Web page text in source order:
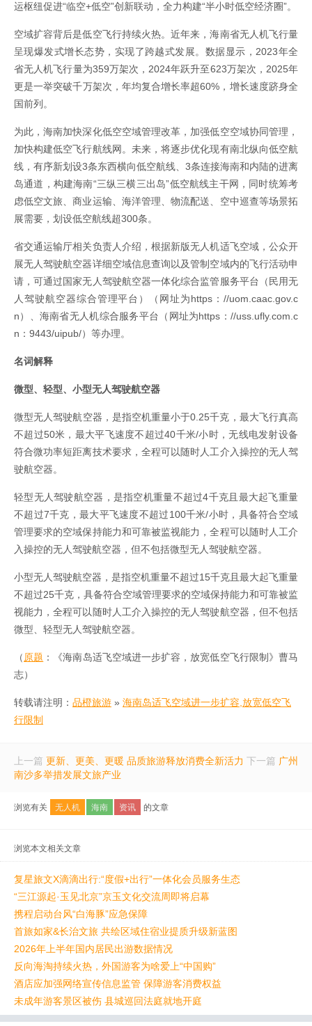
运枢纽促进“临空+低空”创新联动，全力构建“半小时低空经济圈”。
空域扩容背后是低空飞行持续火热。近年来，海南省无人机飞行量
呈现爆发式增长态势，实现了跨越式发展。数据显示，2023年全
省无人机飞行量为359万架次，2024年跃升至623万架次，2025年
更是一举突破千万架次，年均复合增长率超60%，增长速度跻身全
国前列。
为此，海南加快深化低空空域管理改革，加强低空空域协同管理，
加快构建低空飞行航线网。未来，将逐步优化现有南北纵向低空航
线，有序新划设3条东西横向低空航线、3条连接海南和内陆的进离
岛通道，构建海南“三纵三横三出岛”低空航线主干网，同时统筹考
虑低空文旅、商业运输、海洋管理、物流配送、空中巡查等场景拓
展需要，划设低空航线超300条。
省交通运输厅相关负责人介绍，根据新版无人机适飞空域，公众开
展无人驾驶航空器详细空域信息查询以及管制空域内的飞行活动申
请，可通过国家无人驾驶航空器一体化综合监管服务平台（民用无
人驾驶航空器综合管理平台）（网址为https：//uom.caac.gov.c
n）、海南省无人机综合服务平台（网址为https：//uss.ufly.com.c
n：9443/uipub/）等办理。
名词解释
微型、轻型、小型无人驾驶航空器
微型无人驾驶航空器，是指空机重量小于0.25千克，最大飞行真高
不超过50米，最大平飞速度不超过40千米/小时，无线电发射设备
符合微功率短距离技术要求，全程可以随时人工介入操控的无人驾
驶航空器。
轻型无人驾驶航空器，是指空机重量不超过4千克且最大起飞重量
不超过7千克，最大平飞速度不超过100千米/小时，具备符合空域
管理要求的空域保持能力和可靠被监视能力，全程可以随时人工介
入操控的无人驾驶航空器，但不包括微型无人驾驶航空器。
小型无人驾驶航空器，是指空机重量不超过15千克且最大起飞重量
不超过25千克，具备符合空域管理要求的空域保持能力和可靠被监
视能力，全程可以随时人工介入操控的无人驾驶航空器，但不包括
微型、轻型无人驾驶航空器。
（原题 ：《海南岛适飞空域进一步扩容，放宽低空飞行限制》曹马
志）
转载请注明： 品橙旅游 » 海南岛适飞空域进一步扩容,放宽低空飞
行限制
上一篇 更新、更美、更暖 品质旅游释放消费全新活力 下一篇 广州
南沙多举措发展文旅产业
浏览有关 无人机 海南 资讯 的文章
浏览本文相关文章
复星旅文X滴滴出行:“度假+出行”一体化会员服务生态
“三江源起·玉见北京”京玉文化交流周即将启幕
携程启动台风“白海豚”应急保障
首旅如家&长治文旅 共绘区域住宿业提质升级新蓝图
2026年上半年国内居民出游数据情况
反向海淘持续火热，外国游客为啥爱上“中国购”
酒店应加强网络宣传信息监管 保障游客消费权益
未成年游客景区被伤 县城巡回法庭就地开庭